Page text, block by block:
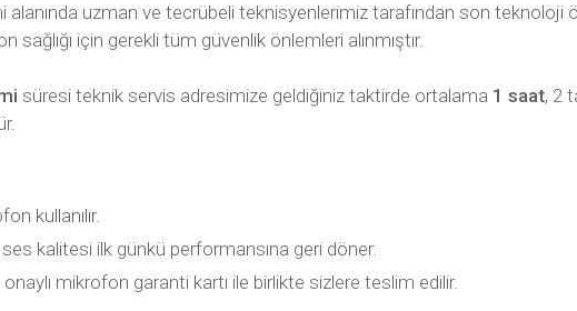
uzman ve tecrübeli teknisyenlerimiz tarafından son teknoloji
sağlığı için gerekli tüm güvenlik önlemleri alınmıştır.
süresi teknik servis adresimize geldiğiniz taktirde ortalama 1 saat, 2
kullanılır.
kalitesi ilk günkü performansına geri döner.
mikrofon garanti kartı ile birlikte sizlere teslim edilir.